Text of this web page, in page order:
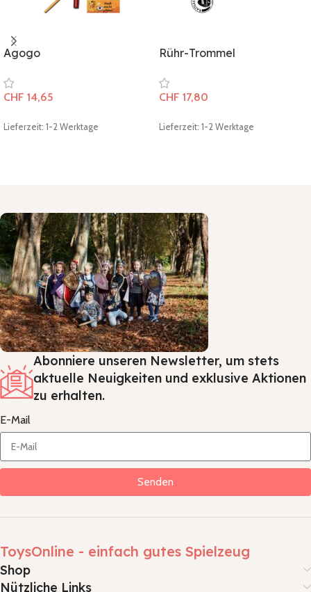
Agogo
CHF 14,65
Lieferzeit: 1-2 Werktage
Rühr-Trommel
CHF 17,80
Lieferzeit: 1-2 Werktage
Abonniere unseren Newsletter, um stets
aktuelle Neuigkeiten und exklusive Aktionen
zu erhalten.
E-Mail
Senden
ToysOnline - einfach gutes Spielzeug
Shop
Nützliche Links